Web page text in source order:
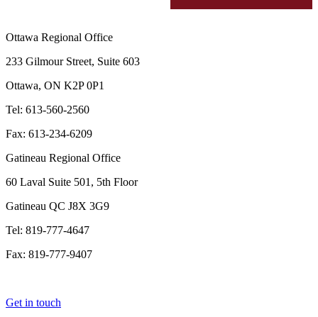
Ottawa Regional Office
233 Gilmour Street, Suite 603
Ottawa, ON K2P 0P1
Tel: 613-560-2560
Fax: 613-234-6209
Gatineau Regional Office
60 Laval Suite 501, 5th Floor
Gatineau QC J8X 3G9
Tel: 819-777-4647
Fax: 819-777-9407
Get in touch